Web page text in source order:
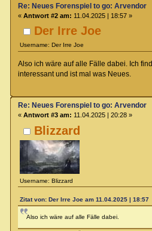
Der Irre Joe
Username: Der Irre Joe
Re: Neues Forenspiel to go: Arvendor
« Antwort #2 am: 11.04.2025 | 18:57 »
Also ich wäre auf alle Fälle dabei. Ich
interessant und ist mal was Neues.
Blizzard
Username: Blizzard
Re: Neues Forenspiel to go: Arvendor
« Antwort #3 am: 11.04.2025 | 20:28 »
Zitat von: Der Irre Joe am 11.04.2025 | 18:57
Also ich wäre auf alle Fälle dabei.